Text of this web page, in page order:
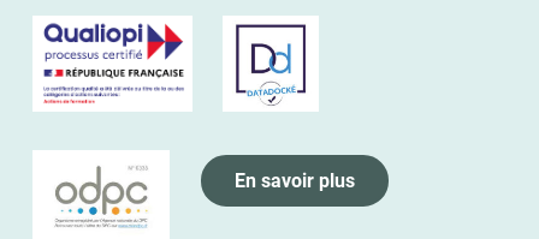
En savoir plus